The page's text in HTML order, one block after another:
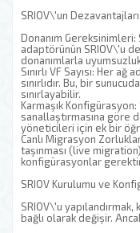
SRIOV\'un Dezavantajları:
Donanım Gereksinimleri:
adaptörünün SRIOV\'u
donanımlarla
Sınırlı VF Sayısı: Her
sınırlıdır. Bu, bir
sınırlayabilir.
Karmaşık
sanallaştırmasına göre
yöneticileri için ek bir
Canlı Migrasyon
taşınması (live
konfigürasyonlar
SRIOV Kurulumu ve
SRIOV\'u
bağlı olarak değişir.